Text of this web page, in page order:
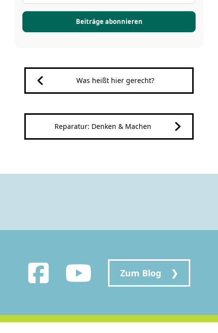
Beiträge abonnieren
Was heißt hier gerecht?
Reparatur: Denken & Machen
Zum Blog ❯